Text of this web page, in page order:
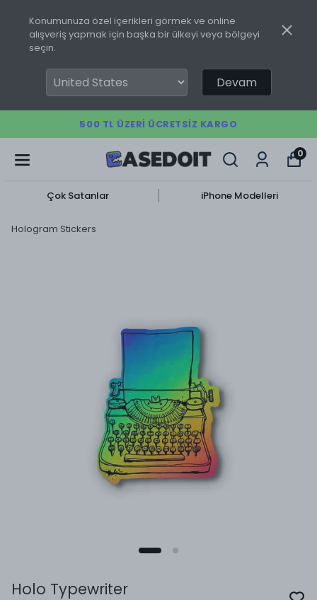
Konumunuza özel içerikleri görmek ve online
alışveriş yapmak için başka bir ülkeyi veya bölgeyi
seçin.
Devam
500 TL ÜZERI ÜCRETSIZ KARGO
0
Çok Satanlar iPhone Modelleri
Hologram Stickers
Holo Typewriter